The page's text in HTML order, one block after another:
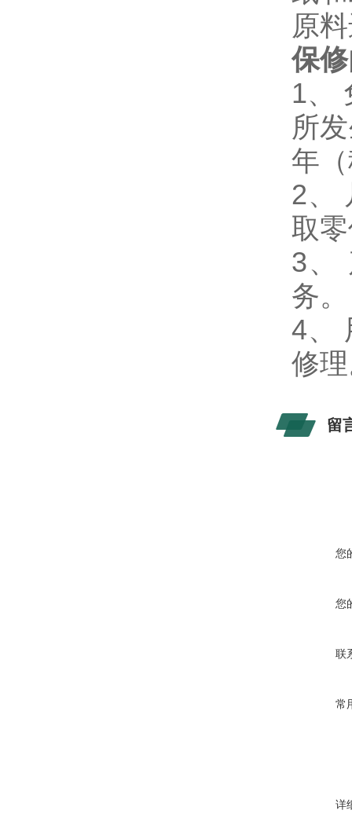
原
保
1、
所
年
2、
取
3、
务。
4、
修
留
您
您
联
常
详